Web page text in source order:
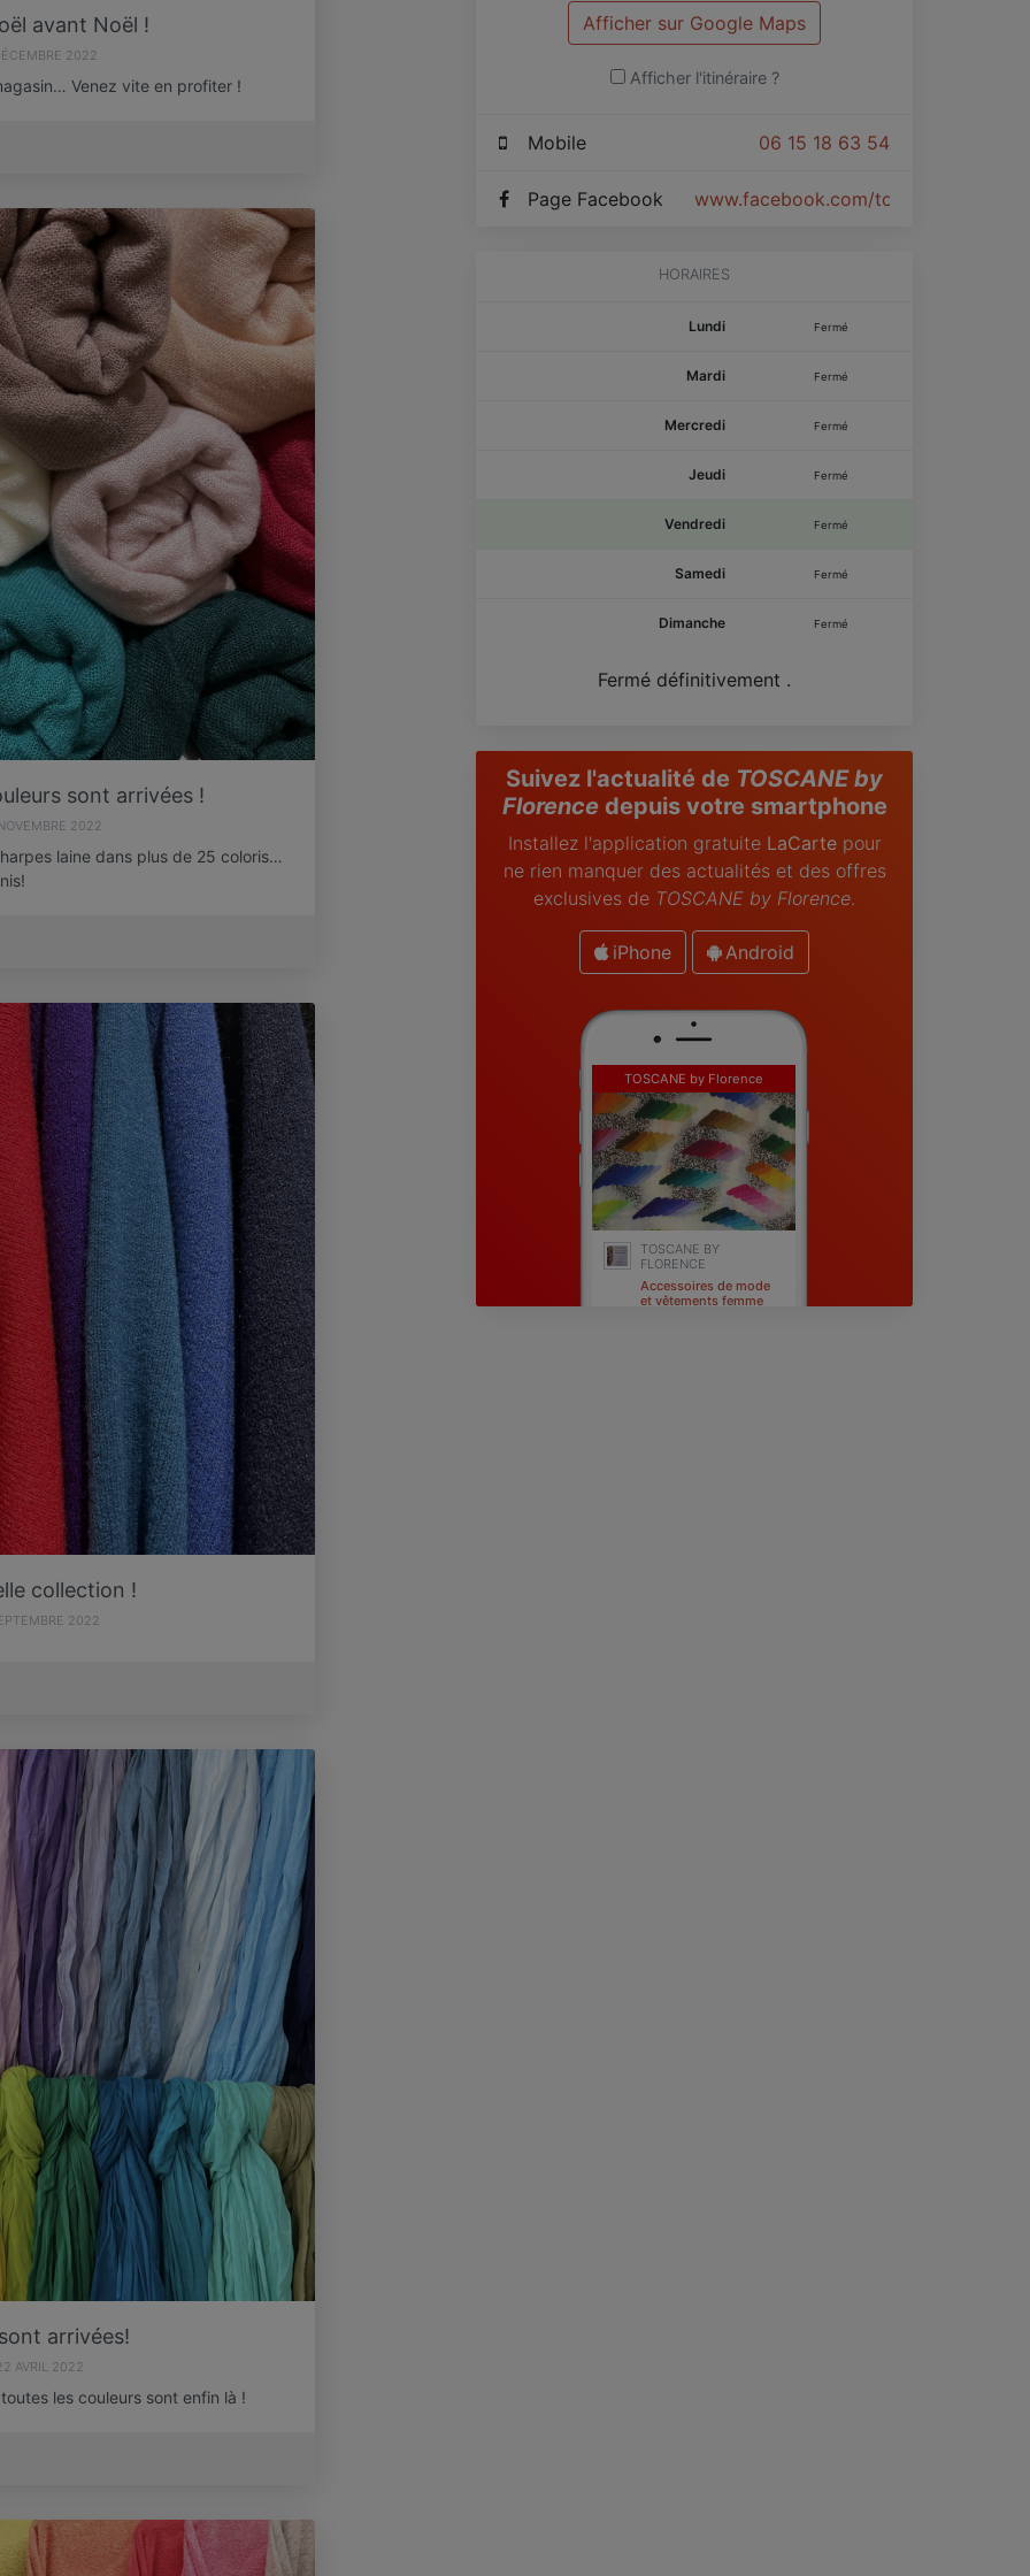
avant Noël !
2022
Venez vite en profiter !
sont arrivées !
2022
laine dans plus de 25 coloris…
collection !
2022
arrivées!
AVRIL 2022
les couleurs sont enfin là !
Afficher sur Google Maps
Afficher l'itinéraire ?
06 15 18 63 54
Mobile
www.facebook.com/
Page Facebook
HORAIRES
Lundi Fermé
Mardi Fermé
Mercredi Fermé
Jeudi Fermé
Vendredi Fermé
Samedi Fermé
Dimanche Fermé
Fermé définitivement .
Suivez l'actualité de TOSCANE by
Florence depuis votre smartphone
Installez l'application gratuite LaCartepour
ne rien manquer des actualités et des offres
exclusives de TOSCANE by Florence.
iPhone Android
TOSCANE by Florence
TOSCANE BY
FLORENCE
Accessoires de mode
et vêtements femme